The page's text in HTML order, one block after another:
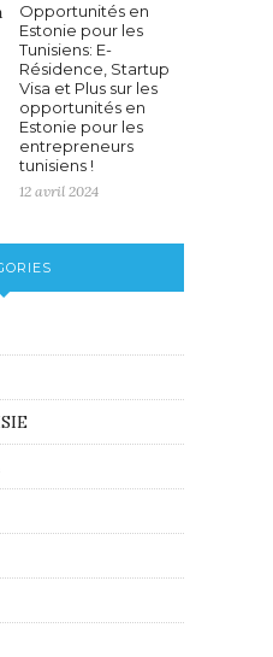
Opportunités en
Estonie pour les
Tunisiens: E-
Résidence, Startup
Visa et Plus sur les
opportunités en
Estonie pour les
entrepreneurs
tunisiens !
12 avril 2024